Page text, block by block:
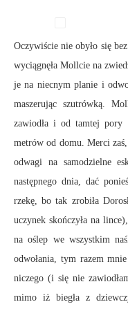
Oczywiście nie obyło się
wyciągnęła Mollcie na
je na niecnym planie i
maszerując szutrówką.
zawiodła i od tamtej pory
metrów od domu. Merci
odwagi na samodzielne
następnego dnia, dać
rzekę, bo tak zrobiła
uczynek skończyła na
na oślep we wszystkim
odwołania, tym razem
niczego (i się nie
mimo iż biegła z